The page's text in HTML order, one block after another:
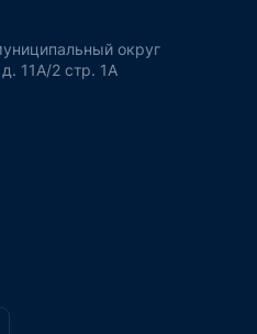
округ
11А/2 стр. 1А